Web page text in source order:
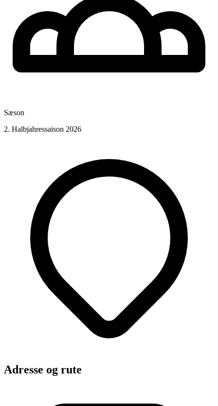
Sæson
2. Halbjahressaison 2026
Adresse og rute